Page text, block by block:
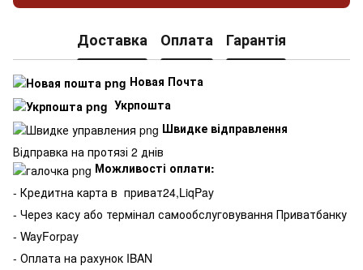
Доставка Оплата Гарантія
Новая Почта
Укрпошта
Швидке відправлення
Відправка на протязі 2 днів
Можливості оплати:
- Кредитна карта в приват24,LiqPay
- Через касу або термінал самообслуговування Приватбанку
- WayForpay
- Оплата на рахунок IBAN